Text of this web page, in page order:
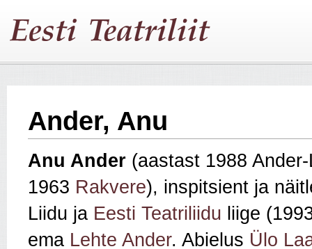
Ander, Anu
Anu Ander (aastast 1988
1963 Rakvere), inspitsient ja
Liidu ja Eesti Teatriliidu liige
ema Lehte Ander. Abielus Ülo